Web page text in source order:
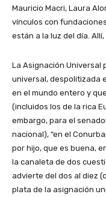
Mauricio Macri, Laura
vínculos con
están a la luz del día.
La Asignación Universal
universal, despolitizada
en el mundo entero y
(incluidos los de la rica
embargo, para el
nacional), “en el
por hijo, que es buena,
la canaleta de dos
advierte del dos al diez
plata de la asignación